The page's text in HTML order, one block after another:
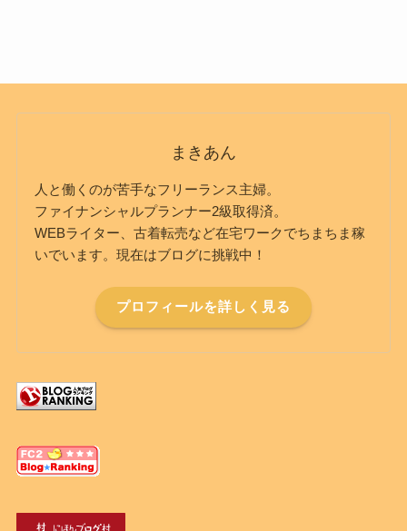
まきあん
人と働くのが苦手なフリーランス主婦。
ファイナンシャルプランナー2級取得済。
WEBライター、古着転売など在宅ワークでちまちま稼
いでいます。現在はブログに挑戦中！
プロフィールを詳しく見る